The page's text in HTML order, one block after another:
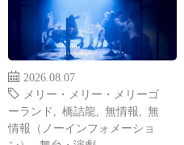
2026.08.07
メリー・メリー・メリーゴ
ーランド
橋詰龍 無情報
無
情報（ノーインフォメーショ